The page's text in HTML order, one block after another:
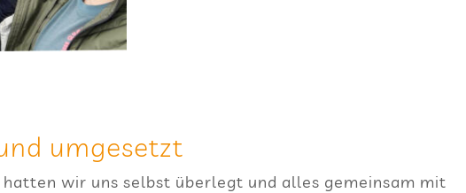
umgesetzt
hat­ten wir uns selbst über­legt und alles gemein­sam mit